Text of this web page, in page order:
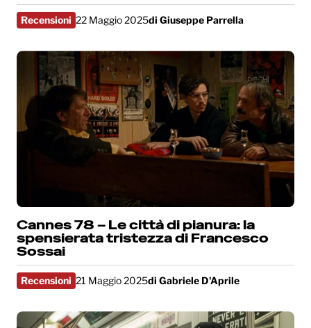
Recensioni 22 Maggio 2025di Giuseppe Parrella
Cannes 78 – Le città di pianura: la
spensierata tristezza di Francesco
Sossai
Recensioni 21 Maggio 2025di Gabriele D'Aprile